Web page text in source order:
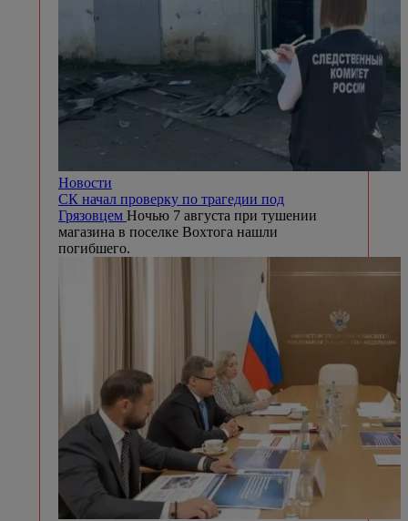
Новости
СК начал проверку по трагедии под
Грязовцем Ночью 7 августа при тушении
магазина в поселке Вохтога нашли
погибшего.